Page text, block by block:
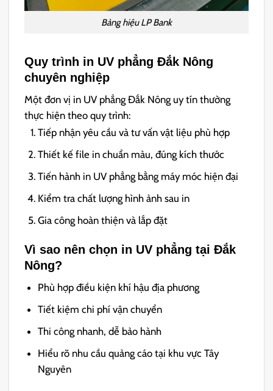
Bảng hiệu LP Bank
Quy trình in UV phẳng Đắk Nông
chuyên nghiệp
Một đơn vị in UV phẳng Đắk Nông uy tín thường
thực hiện theo quy trình:
Tiếp nhận yêu cầu và tư vấn vật liệu phù hợp
Thiết kế file in chuẩn màu, đúng kích thước
Tiến hành in UV phẳng bằng máy móc hiện đại
Kiểm tra chất lượng hình ảnh sau in
Gia công hoàn thiện và lắp đặt
Vì sao nên chọn in UV phẳng tại Đắk
Nông?
Phù hợp điều kiện khí hậu địa phương
Tiết kiệm chi phí vận chuyển
Thi công nhanh, dễ bảo hành
Hiểu rõ nhu cầu quảng cáo tại khu vực Tây
Nguyên